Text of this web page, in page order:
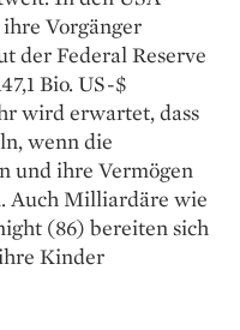
Vorgänger
der Federal Reserve
Bio. US-$
wird erwartet, dass
wenn die
und ihre Vermögen
Auch Milliardäre wie
(86) bereiten sich
Kinder